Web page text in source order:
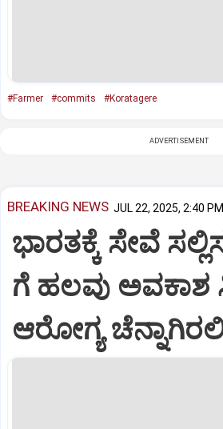
#Farmer #commits #Koratagere
ADVERTISEMENT
BREAKING NEWS JUL 22, 2025, 2:40
ಭಾರತಕ್ಕೆ ಸೇವೆ
ಗೆ ಹಲವು ಅವಕಾಶ
ಆರೋಗ್ಯ